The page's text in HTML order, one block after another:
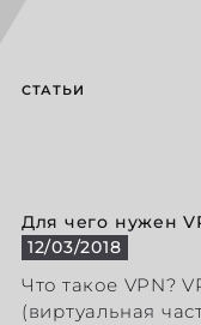
СТАТЬИ
Для чего нужен
12/03/2018
Что такое VPN?
(виртуальная